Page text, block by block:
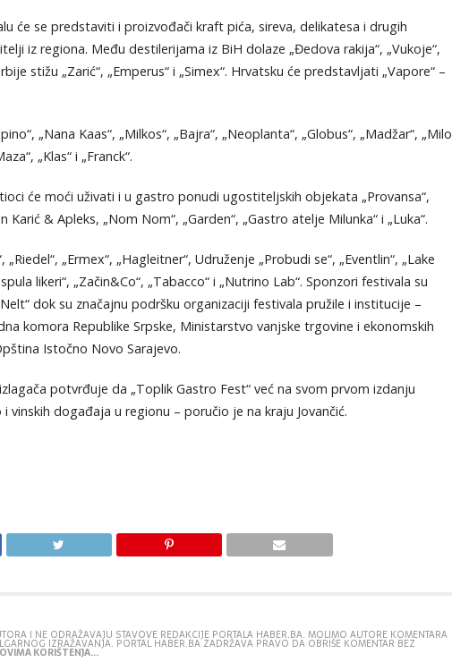
će se predstaviti i proizvođači kraft pića, sireva, delikatesa i drugih
iz regiona. Među destilerijama iz BiH dolaze „Đedova rakija“, „Vukoje“,
stižu „Zarić“, „Emperus“ i „Simex“. Hrvatsku će predstavljati „Vapore“ –
„Nana Kaas“, „Milkos“, „Bajra“, „Neoplanta“, „Globus“, „Madžar“, „Milo
„Klas“ i „Franck“.
će moći uživati i u gastro ponudi ugostiteljskih objekata „Provansa“,
Karić & Apleks, „Nom Nom“, „Garden“, „Gastro atelje Milunka“ i „Luka“.
„Ermex“, „Hagleitner“, Udruženje „Probudi se“, „Eventlin“, „Lake
likeri“, „Začin&Co“, „Tabacco“ i „Nutrino Lab“. Sponzori festivala su
dok su značajnu podršku organizaciji festivala pružile i institucije –
komora Republike Srpske, Ministarstvo vanjske trgovine i ekonomskih
Istočno Novo Sarajevo.
potvrđuje da „Toplik Gastro Fest“ već na svom prvom izdanju
događaja u regionu – poručio je na kraju Jovančić.
I NE ODRAŽAVAJU STAVOVE REDAKCIJE PORTALA HABER.BA. MOLIMO AUTORE KOMENTARA
IZRAŽAVANJA. PORTAL HABER.BA ZADRŽAVA PRAVO DA OBRIŠE KOMENTAR BEZ
KORIŠTENJA...